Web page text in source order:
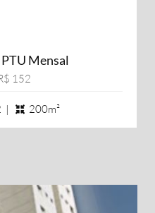
Mensal
152
| 200m²